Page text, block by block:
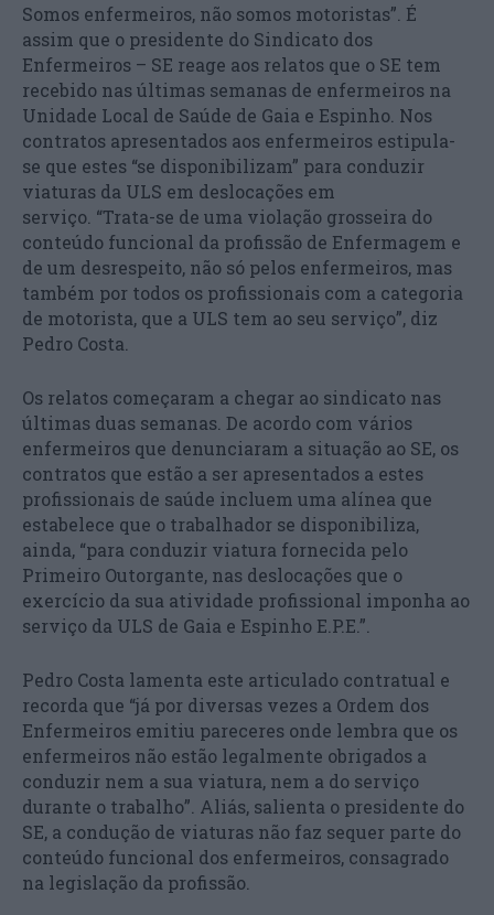
Somos enfermeiros, não somos motoristas”. É
assim que o presidente do Sindicato dos
Enfermeiros – SE reage aos relatos que o SE tem
recebido nas últimas semanas de enfermeiros na
Unidade Local de Saúde de Gaia e Espinho. Nos
contratos apresentados aos enfermeiros estipula-
se que estes “se disponibilizam” para conduzir
viaturas da ULS em deslocações em
serviço. “Trata-se de uma violação grosseira do
conteúdo funcional da profissão de Enfermagem e
de um desrespeito, não só pelos enfermeiros, mas
também por todos os profissionais com a categoria
de motorista, que a ULS tem ao seu serviço”, diz
Pedro Costa.
Os relatos começaram a chegar ao sindicato nas
últimas duas semanas. De acordo com vários
enfermeiros que denunciaram a situação ao SE, os
contratos que estão a ser apresentados a estes
profissionais de saúde incluem uma alínea que
estabelece que o trabalhador se disponibiliza,
ainda, “para conduzir viatura fornecida pelo
Primeiro Outorgante, nas deslocações que o
exercício da sua atividade profissional imponha ao
serviço da ULS de Gaia e Espinho E.P.E.”.
Pedro Costa lamenta este articulado contratual e
recorda que “já por diversas vezes a Ordem dos
Enfermeiros emitiu pareceres onde lembra que os
enfermeiros não estão legalmente obrigados a
conduzir nem a sua viatura, nem a do serviço
durante o trabalho”. Aliás, salienta o presidente do
SE, a condução de viaturas não faz sequer parte do
conteúdo funcional dos enfermeiros, consagrado
na legislação da profissão.